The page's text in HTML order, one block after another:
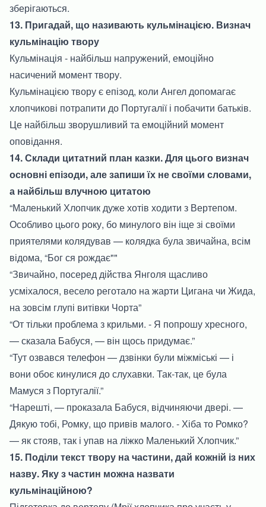
зберігаються.
13. Пригадай, що називають кульмінацією. Визнач
кульмінацію твору
Кульмінація - найбільш напружений, емоційно
насичений момент твору.
Кульмінацією твору є епізод, коли Ангел допомагає
хлопчикові потрапити до Португалії і побачити батьків.
Це найбільш зворушливий та емоційний момент
оповідання.
14. Склади цитатний план казки. Для цього визнач
основні епізоди, але запиши їх не своїми словами,
а найбільш влучною цитатою
“Маленький Хлопчик дуже хотів ходити з Вертепом.
Особливо цього року, бо минулого він іще зі своїми
приятелями колядував — колядка була звичайна, всім
відома, “Бог ся рождає""
“Звичайно, посеред дійства Янголя щасливо
усміхалося, весело реготало на жарти Цигана чи Жида,
на зовсім глупі витівки Чорта”
“От тільки проблема з крильми. - Я попрошу хресного,
— сказала Бабуся, — він щось придумає.”
“Тут озвався телефон — дзвінки були міжміські — і
вони обоє кинулися до слухавки. Так-так, це була
Мамуся з Португалії.”
“Нарешті, — проказала Бабуся, відчиняючи двері. —
Дякую тобі, Ромку, що привів малого. - Хіба то Ромко?
— як стояв, так і упав на ліжко Маленький Хлопчик.”
15. Поділи текст твору на частини, дай кожній із них
назву. Яку з частин можна назвати
кульмінаційною?